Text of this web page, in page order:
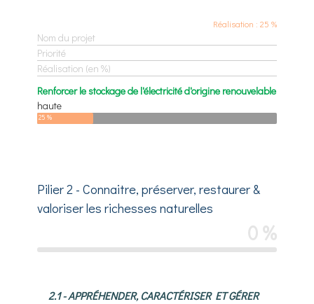
Réalisation : 25 %
Nom du projet
Priorité
Réalisation (en %)
Renforcer le stockage de l'électricité d'origine renouvelable
haute
25 %
Pilier 2 - Connaitre, préserver, restaurer &
valoriser les richesses naturelles
0 %
2.1 - APPRÉHENDER, CARACTÉRISER ET GÉRER